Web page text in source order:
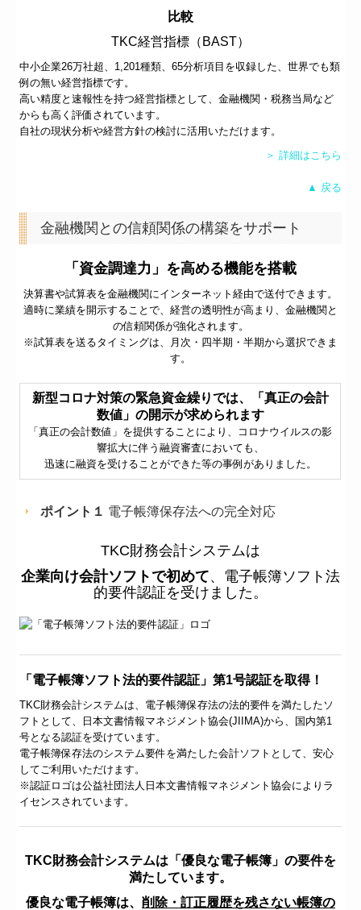
比較
TKC経営指標（BAST）
中小企業26万社超、 1,201種類、65分析項目を収録した、世界でも類
例の無い経営指標です。
高い精度と速報性を持つ経営指標として、金融機関・税務当局など
からも高く評価されています。
自社の現状分析や経営方針の検討に活用いただけます。
＞ 詳細はこちら
▲ 戻る
金融機関との信頼関係の構築をサポート
「資金調達力」を高める機能を搭載
決算書や試算表を金融機関にインターネット経由で送付できます。
適時に業績を開示することで、経営の透明性が高まり、金融機関と
の信頼関係が強化されます。
※試算表を送るタイミングは、月次・四半期・半期から選択できま
す。
新型コロナ対策の緊急資金繰りでは、「真正の会計
数値」の開示が求められます
「真正の会計数値」を提供することにより、コロナウイルスの影
響拡大に伴う融資審査においても、
迅速に融資を受けることができた等の事例がありました。
ポイント１ 電子帳簿保存法への完全対応
TKC財務会計システムは
企業向け会計ソフトで初めて、電子帳簿ソフト法
的要件認証を受けました。
「電子帳簿ソフト法的要件認証」第1号認証を取得！
TKC財務会計システムは、電子帳簿保存法の法的要件を満たしたソ
フトとして、日本文書情報マネジメント協会(JIIMA)から、国内第1
号となる認証を受けています。
電子帳簿保存法のシステム要件を満たした会計ソフトとして、安心
してご利用いただけます。
※認証ロゴは公益社団法人日本文書情報マネジメント協会によりラ
イセンスされています。
TKC財務会計システムは「優良な電子帳簿」の要件を
満たしています。
優良な電子帳簿は、 削除・訂正履歴を残さない帳簿の